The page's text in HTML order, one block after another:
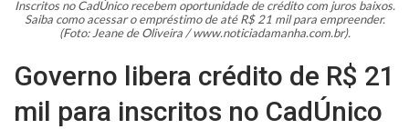
Inscritos no CadÚnico recebem oportunidade de crédito com juros baixos.
Saiba como acessar o empréstimo de até R$ 21 mil para empreender.
(Foto: Jeane de Oliveira / www.noticiadamanha.com.br).
Governo libera crédito de R$ 21
mil para inscritos no CadÚnico